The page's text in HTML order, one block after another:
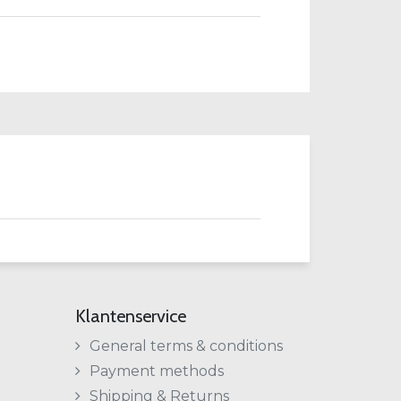
Klantenservice
General terms & conditions
Payment methods
Shipping & Returns